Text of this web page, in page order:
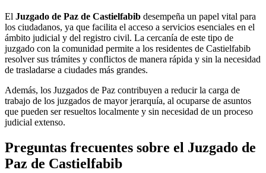
El Juzgado de Paz de Castielfabib desempeña un papel vital para
los ciudadanos, ya que facilita el acceso a servicios esenciales en el
ámbito judicial y del registro civil. La cercanía de este tipo de
juzgado con la comunidad permite a los residentes de Castielfabib
resolver sus trámites y conflictos de manera rápida y sin la necesidad
de trasladarse a ciudades más grandes.
Además, los Juzgados de Paz contribuyen a reducir la carga de
trabajo de los juzgados de mayor jerarquía, al ocuparse de asuntos
que pueden ser resueltos localmente y sin necesidad de un proceso
judicial extenso.
Preguntas frecuentes sobre el Juzgado de
Paz de Castielfabib